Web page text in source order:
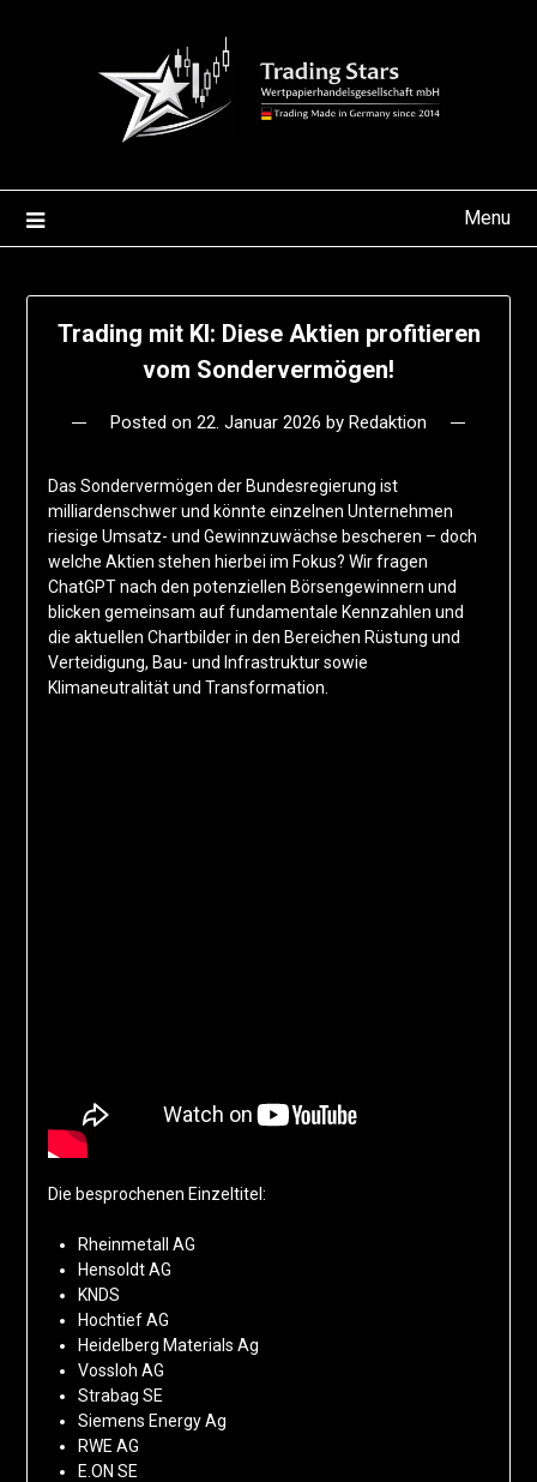
Menu
Trading mit KI: Diese Aktien profitieren
vom Sondervermögen!
Posted on 22. Januar 2026 by Redaktion
Das Sondervermögen der Bundesregierung ist
milliardenschwer und könnte einzelnen Unternehmen
riesige Umsatz- und Gewinnzuwächse bescheren – doch
welche Aktien stehen hierbei im Fokus? Wir fragen
ChatGPT nach den potenziellen Börsengewinnern und
blicken gemeinsam auf fundamentale Kennzahlen und
die aktuellen Chartbilder in den Bereichen Rüstung und
Verteidigung, Bau- und Infrastruktur sowie
Klimaneutralität und Transformation.
Die besprochenen Einzeltitel:
Rheinmetall AG
Hensoldt AG
KNDS
Hochtief AG
Heidelberg Materials Ag
Vossloh AG
Strabag SE
Siemens Energy Ag
RWE AG
E.ON SE